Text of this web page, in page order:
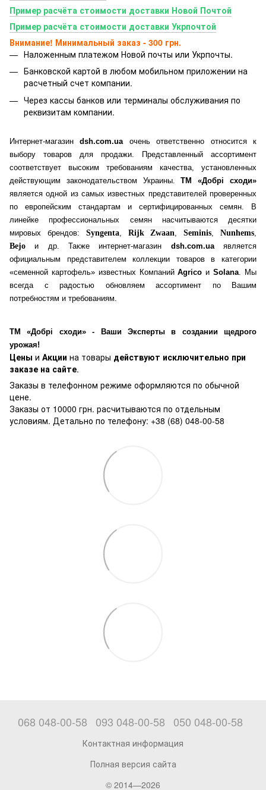
Пример расчёта стоимости доставки Новой Почтой
Пример расчёта стоимости доставки Укрпочтой
Внимание! Минимальный заказ - 300 грн.
Наложенным платежом Новой почты или Укрпочты.
Банковской картой в любом мобильном приложении на
расчетный счет компании.
Через кассы банков или терминалы обслуживания по
реквизитам компании.
Интернет-магазинdsh.com.ua очень ответственно относится к
выбору товаров для продажи. Представленный ассортимент
соответствует высоким требованиям качества, установленных
действующим законодательством Украины.ТМ «Добрі сходи»
является одной из самых известных представителей проверенных
по европейским стандартам и сертифицированных семян. В
линейке профессиональных семян насчитываются десятки
мировых брендов: Syngenta, Rijk Zwaan ,Seminis ,Nunhems
Bejo и др. Также интернет-магазин dsh.com.uaявляется
официальным представителем коллекции товаров в категории
«семенной картофель» известных КомпанийAgrico иSolana . Мы
всегда с радостью обновляем ассортимент по Вашим
потребностям и требованиям.
ТМ «Добрі сходи» - Ваши Эксперты в создании щедрого
урожая!
Цены и Акции на товары действуют исключительно при
заказе на сайте.
Заказы в телефонном режиме оформляются по обычной
цене.
Заказы от 10000 грн. расчитываются по отдельным
условиям. Детально по телефону: +38 (68) 048-00-58
068 048-00-58 093 048-00-58 050 048-00-58
Контактная информация
Полная версия сайта
© 2014—2026